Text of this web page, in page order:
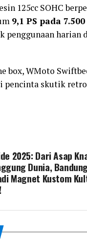
125cc SOHC
9,1 PS pada
penggunaan harian
box, WMoto
pencinta skutik
2025: Dari Asap
Dunia,
Magnet Kustom